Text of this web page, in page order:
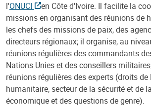
l'ONUCI
en Côte d'Ivoire. Il facilite la
missions en organisant des réunions de
les chefs des missions de paix, des
directeurs régionaux; il organise, au
réunions régulières des commandants
Nations Unies et des conseillers
réunions régulières des experts (droits de
humanitaire, secteur de la sécurité et de
économique et des questions de genre).